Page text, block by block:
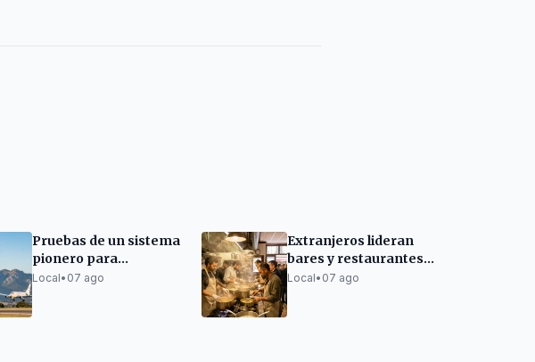
Pruebas de un sistema
pionero para
compatibilizar
Local• 07 ago
Extranjeros lideran
bares y restaurantes
en Barcelona
Local• 07 ago